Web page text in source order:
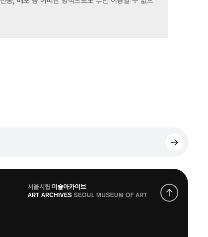
로
고